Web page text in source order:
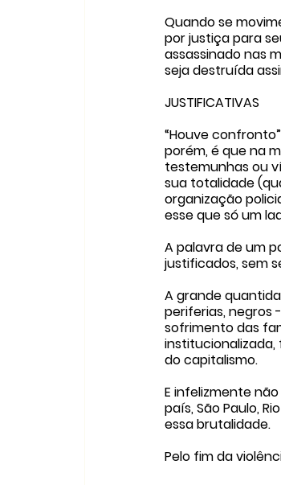
Quando se
por justiça para
assassinado nas
seja destruída
JUSTIFICATIVAS
“Houve
porém, é que na
testemunhas ou
sua totalidade
organização
esse que só um
A palavra de um
justificados, sem
A grande
periferias, negros
sofrimento das
do capitalismo.
E infelizmente
país, São Paulo,
essa brutalidade.
Pelo fim da